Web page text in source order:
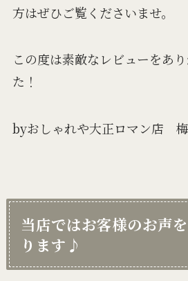
方はぜひご覧くださいませ。
この度は素敵なレビューをあ
た！
byおしゃれや大正ロマン店
当店ではお客様のお声
ります♪